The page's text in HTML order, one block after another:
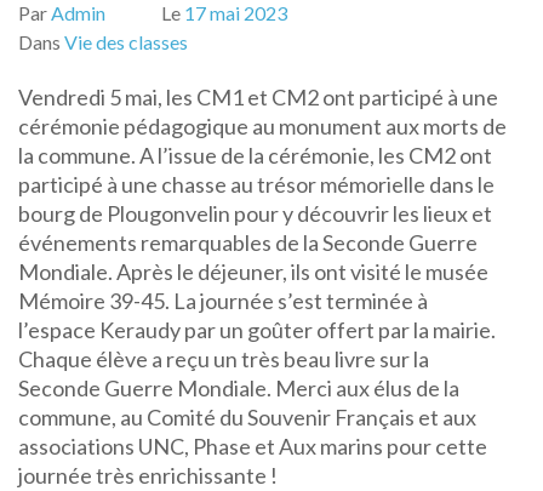
ParAdmin Le 17 mai 2023
Dans Vie des classes
Vendredi 5 mai, les CM1 et CM2 ont participé à une
cérémonie pédagogique au monument aux morts de
la commune. A l’issue de la cérémonie, les CM2 ont
participé à une chasse au trésor mémorielle dans le
bourg de Plougonvelin pour y découvrir les lieux et
événements remarquables de la Seconde Guerre
Mondiale. Après le déjeuner, ils ont visité le musée
Mémoire 39-45. La journée s’est terminée à
l’espace Keraudy par un goûter offert par la mairie.
Chaque élève a reçu un très beau livre sur la
Seconde Guerre Mondiale. Merci aux élus de la
commune, au Comité du Souvenir Français et aux
associations UNC, Phase et Aux marins pour cette
journée très enrichissante !